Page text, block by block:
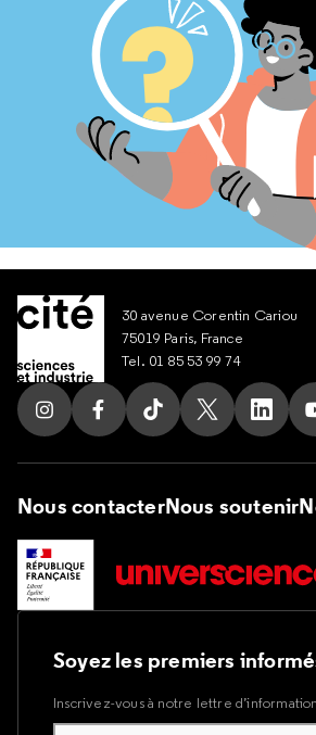
30 avenue Corentin Cariou
75019 Paris, France
Tel. 01 85 53 99 74
Suivez nous sur Instagram
Suivez nous sur Facebook
Suivez nous sur Tik
Suivez nous
Nous contacterNous soutenir
Soyez les premiers
Inscrivez-vous à notre lettre